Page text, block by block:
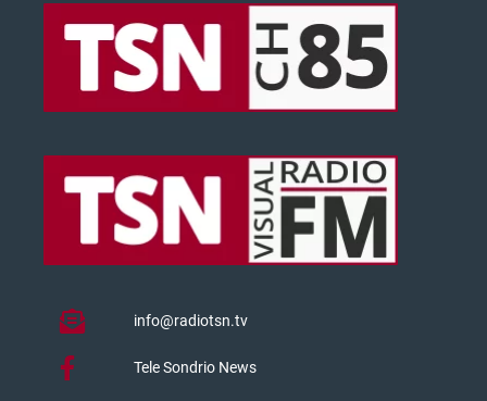
info@radiotsn.tv
Tele Sondrio News